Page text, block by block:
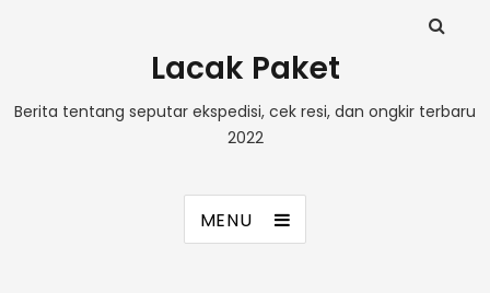
Lacak Paket
Berita tentang seputar ekspedisi, cek resi, dan ongkir terbaru
2022
MENU